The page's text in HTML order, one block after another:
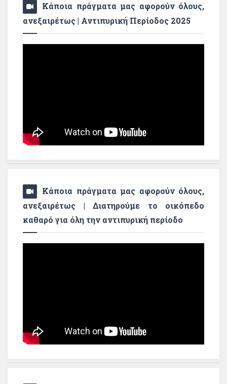
Κάποια πράγματα μας αφορούν όλους,
ανεξαιρέτως | Αντιπυρική Περίοδος 2025
Κάποια πράγματα μας αφορούν όλους,
ανεξαιρέτως | Διατηρούμε το οικόπεδο
καθαρό για όλη την αντιπυρική περίοδο